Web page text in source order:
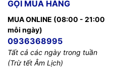
GỌI MUA HÀNG
MUA ONLINE (08:00 - 21:00
mỗi ngày)
0936368995
Tất cả các ngày trong tuần
(Trừ tết Âm Lịch)